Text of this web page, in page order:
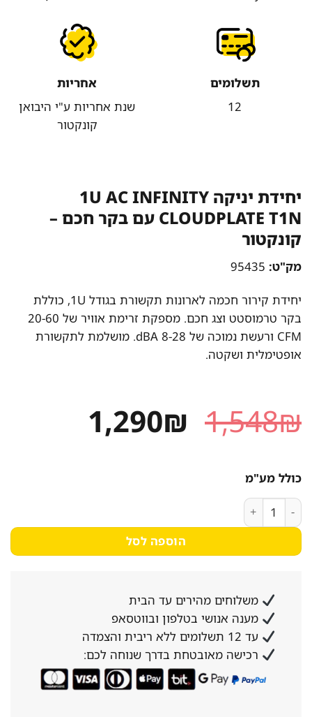
תשלומים
12
אחריות
שנת אחריות ע"י היבואן
קונקטור
יחידת יניקה 1U AC INFINITY
CLOUDPLATE T1N עם בקר חכם –
קונקטור
מק"ט:95435
יחידת קירור חכמה לארונות תקשורת בגודל 1U, כוללת
בקר טרמוסטט וצג חכם. מספקת זרימת אוויר של 20-60
CFM ורעשת נמוכה של 8-28 dBA. מושלמת לתקשורת
אופטימלית ושקטה.
1,548₪ המחיר
המקורי
1,290₪ המחיר
כולל מע"מ
כמות של יחידת יניקה 1U AC INFINITY CLOUDPLATE T1N עם בקר חכם - קונקטור
הוספה לסל
משלוחים מהירים עד הבית
מענה אנושי בטלפון ובווטסאפ
עד 12 תשלומים ללא ריבית והצמדה
רכישה מאובטחת בדרך שנוחה לכם: